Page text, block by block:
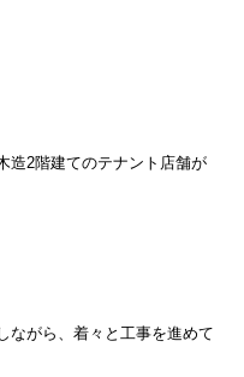
造2階建てのテナント店舗が
ながら、着々と工事を進めて